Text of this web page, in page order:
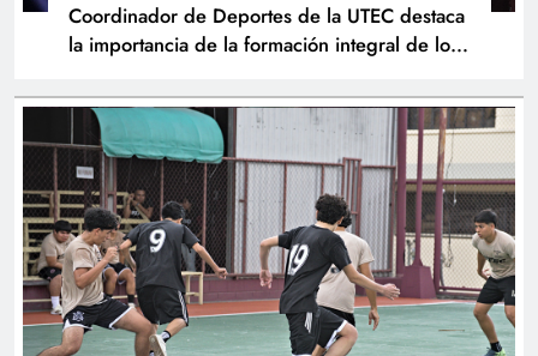
Coordinador de Deportes de la UTEC destaca
la importancia de la formación integral de los